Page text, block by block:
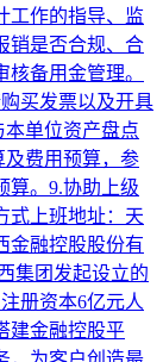
工作的指导、监
销是否合规、合
备用金管理。
买发票以及开具
单位资产盘点
及费用预算，参
算。9.协助上级
式上班地址：天
金融控股股份有
集团发起设立的
册资本6亿元人
建金融控股平